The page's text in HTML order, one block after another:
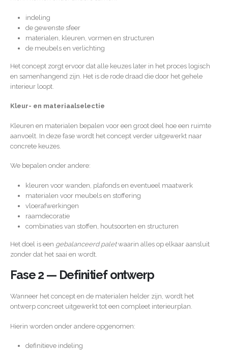
indeling
de gewenste sfeer
materialen, kleuren, vormen en structuren
de meubels en verlichting
Het concept zorgt ervoor dat alle keuzes later in het proces logisch
en samenhangend zijn. Het is de rode draad die door het gehele
interieur loopt.
Kleur- en materiaalselectie
Kleuren en materialen bepalen voor een groot deel hoe een ruimte
aanvoelt. In deze fase wordt het concept verder uitgewerkt naar
concrete keuzes.
We bepalen onder andere:
kleuren voor wanden, plafonds en eventueel maatwerk
materialen voor meubels en stoffering
vloerafwerkingen
raamdecoratie
combinaties van stoffen, houtsoorten en structuren
Het doel is een gebalanceerd paletwaarin alles op elkaar aansluit
zonder dat het saai en wordt.
Fase 2 — Definitief ontwerp
Wanneer het concept en de materialen helder zijn, wordt het
ontwerp concreet uitgewerkt tot een compleet interieurplan.
Hierin worden onder andere opgenomen:
definitieve indeling